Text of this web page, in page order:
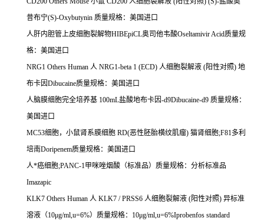
昔布宁(S)-Oxybutynin 质量规格：美国进口
人肝内胆管上皮细胞裂解物HIBEpiCL奥司他韦酸Oseltamivir Acid质量规
格：美国进口
NRG1 Others Human 人 NRG1-beta 1 (ECD) 人细胞裂解液 (阳性对照) 地
布卡因Dibucaine质量规格：美国进口
人脑膜细胞完全培养基 100mL盐酸地布卡因-d9Dibucaine-d9 质量规格：
美国进口
MC53细胞，小鼠肾系膜细胞 RD(恶性胚胎横纹肌瘤) 猫肾细胞;F81 多利
培南Doripenem质量规格：美国进口
人*癌细胞;PANC-1 甲咪唑烟酸（标准品）质量规格：分析标准品
Imazapic
KLK7 Others Human 人 KLK7 / PRSS6 人细胞裂解液 (阳性对照) 异标准
溶液（10μg/ml,u=6%）质量规格： 10μg/ml,u=6%Iprobenfos standard